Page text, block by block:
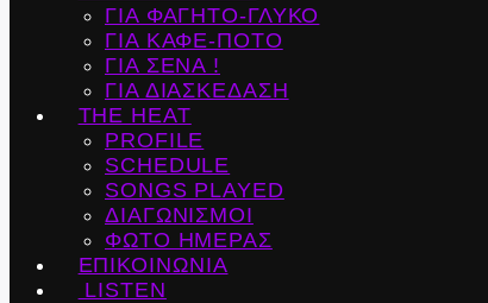
ΓΙΑ ΦΑΓΗΤΟ-ΓΛΥΚΟ
ΓΙΑ ΚΑΦΕ-ΠΟΤΟ
ΓΙΑ ΣΕΝΑ !
ΓΙΑ ΔΙΑΣΚΕΔΑΣΗ
THE HEAT
PROFILE
SCHEDULE
SONGS PLAYED
ΔΙΑΓΩΝΙΣΜΟΙ
ΦΩΤΟ ΗΜΕΡΑΣ
ΕΠΙΚΟΙΝΩΝΙΑ
LISTEN